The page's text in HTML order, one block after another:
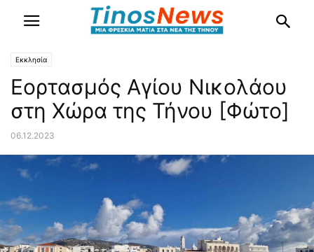
Εκκλησία
Εορτασμός Αγίου Νικολάου
στη Χώρα της Τήνου [Φώτο]
06.12.2023